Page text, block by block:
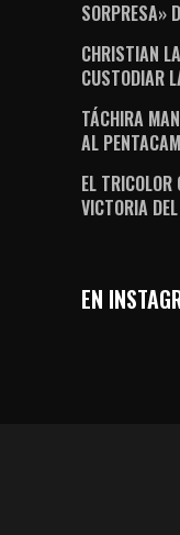
SORPRESA»
CHRISTIAN
CUSTODIAR
TÁCHIRA
AL
EL
VICTORIA
EN